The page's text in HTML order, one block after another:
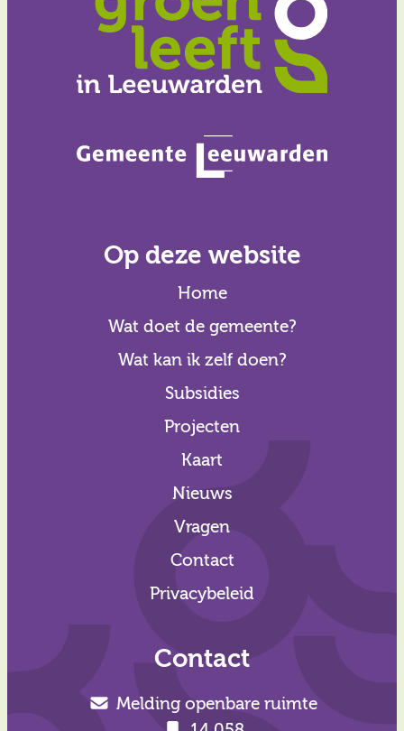
Op deze website
Home
Wat doet de gemeente?
Wat kan ik zelf doen?
Subsidies
Projecten
Kaart
Nieuws
Vragen
Contact
Privacybeleid
Contact
Melding openbare ruimte